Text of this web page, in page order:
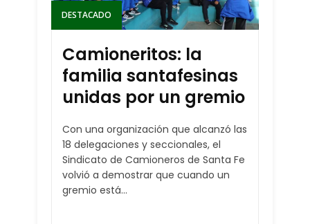
DESTACADO
Camioneritos: la
familia santafesinas
unidas por un gremio
Con una organización que alcanzó las
18 delegaciones y seccionales, el
Sindicato de Camioneros de Santa Fe
volvió a demostrar que cuando un
gremio está...